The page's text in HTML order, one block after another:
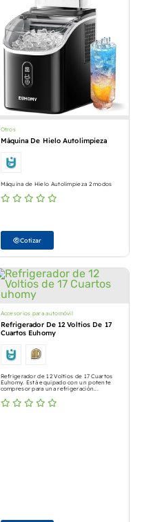
Otros
Máquina De Hielo Autolimpieza
Máquina de Hielo Autolimpieza 2 modos
Cotizar
Accesorios para automóvil
Refrigerador De 12 Voltios De 17
Cuartos Euhomy
Refrigerador de 12 Voltios de 17 Cuartos
Euhomy. Está equipado con un potente
compresor para una refrigeración...